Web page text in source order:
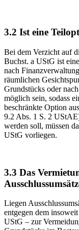
3.2 Ist eine
Bei dem Verzicht auf
Buchst. a UStG ist
nach
räumlichen
Grundstücks oder
möglich sein, sodass
beschränkte Option
9.2 Abs. 1 S. 2
werden soll, müssen
UStG vorliegen.
3.3 Das
Liegen
entgegen dem
UStG – zur